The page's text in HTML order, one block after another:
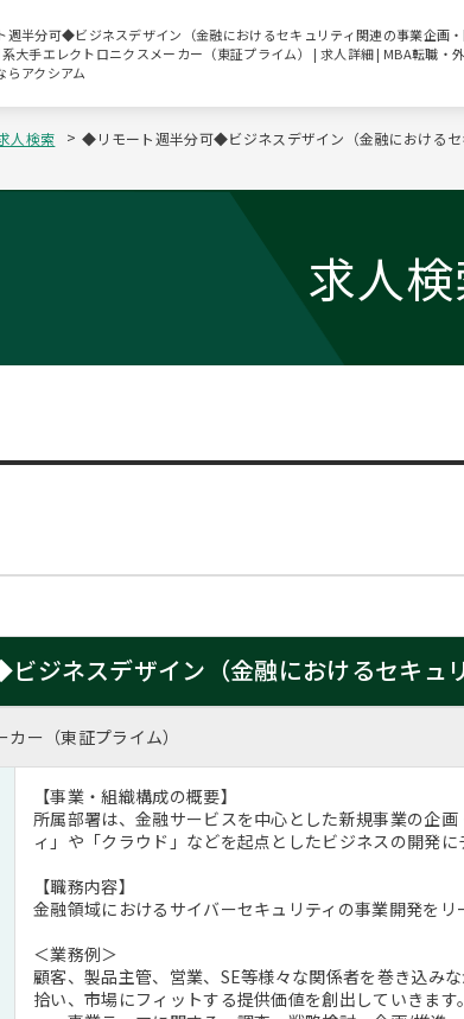
半分可◆ビジネスデザイン（金融におけるセキュリティ関連の事業企画・
大手エレクトロニクスメーカー（東証プライム） | 求人詳細 | MBA転職・
らアクシアム
人検索
◆リモート週半分可◆ビジネスデザイン（金融における
求人
ジネスデザイン（金融におけるセキュ
ー（東証プライム）
【事業・組織構成の概要】
所属部署は、金融サービスを中心とした新規事業の企
ィ」や「クラウド」などを起点としたビジネスの開発に
【職務内容】
金融領域におけるサイバーセキュリティの事業開発をリ
＜業務例＞
顧客、製品主管、営業、SE等様々な関係者を巻き込み
拾い、市場にフィットする提供価値を創出していきます。